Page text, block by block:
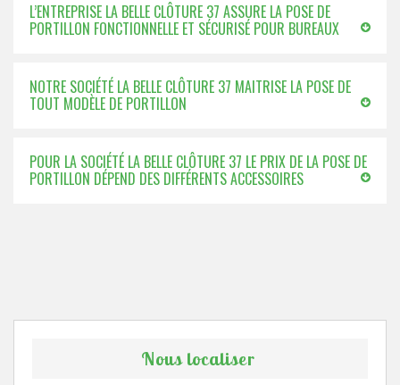
L’ENTREPRISE LA BELLE CLÔTURE 37 ASSURE LA POSE DE
PORTILLON FONCTIONNELLE ET SÉCURISÉ POUR BUREAUX
NOTRE SOCIÉTÉ LA BELLE CLÔTURE 37 MAITRISE LA POSE DE
TOUT MODÈLE DE PORTILLON
POUR LA SOCIÉTÉ LA BELLE CLÔTURE 37 LE PRIX DE LA POSE DE
PORTILLON DÉPEND DES DIFFÉRENTS ACCESSOIRES
Nous localiser